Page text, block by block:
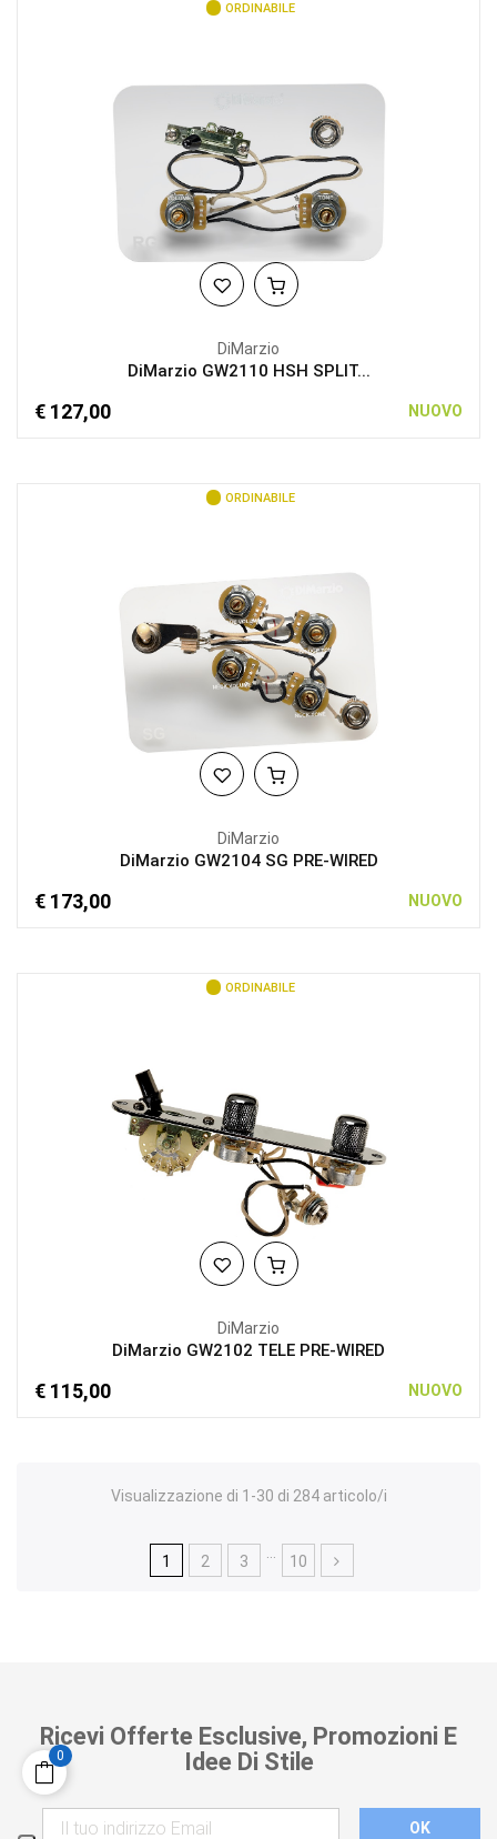
ORDINABILE
DiMarzio
DiMarzio GW2110 HSH SPLIT...
€ 127,00 NUOVO
ORDINABILE
DiMarzio
DiMarzio GW2104 SG PRE-WIRED
€ 173,00 NUOVO
ORDINABILE
DiMarzio
DiMarzio GW2102 TELE PRE-WIRED
€ 115,00 NUOVO
Visualizzazione di 1-30 di 284 articolo/i
1 2 3 10
Ricevi Offerte Esclusive, Promozioni E
Idee Di Stile
0